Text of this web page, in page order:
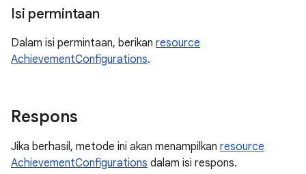
Isi permintaan
Dalam isi permintaan, berikan resource
AchievementConfigurations.
Respons
Jika berhasil, metode ini akan menampilkan resource
AchievementConfigurations dalam isi respons.